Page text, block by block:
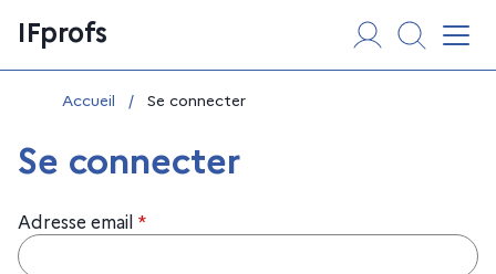
au
contenu
IFprofs
Vous êtes ici :
Accueil / Se connecter
Se connecter
Adresse email *